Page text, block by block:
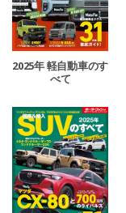
2025年 軽自動車のす
べて